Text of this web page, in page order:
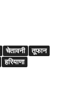
चेतावनी
तूफान
हरियाणा